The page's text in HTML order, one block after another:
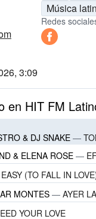
Música
Redes
3:09
en HIT FM
& DJ SNAKE —
& ELENA ROSE —
(TO FALL IN
MONTES — AYER
YOUR LOVE